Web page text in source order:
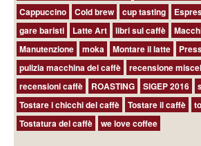
Cappuccino
Cold brew cup tasting
gare baristi
Latte Art libri sul caffè
Manutenzione
moka Montare il latte
pulizia macchina del caffè
recensione
recensioni caffè
ROASTING SIGEP 2016
Tostare i chicchi del caffè
Tostare il caffè
Tostatura del caffè
we love coffee